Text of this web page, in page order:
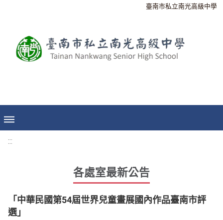
臺南市私立南光高級中學
:::
各處室最新公告
「中華民國第54屆世界兒童畫展國內作品臺南市評
選」